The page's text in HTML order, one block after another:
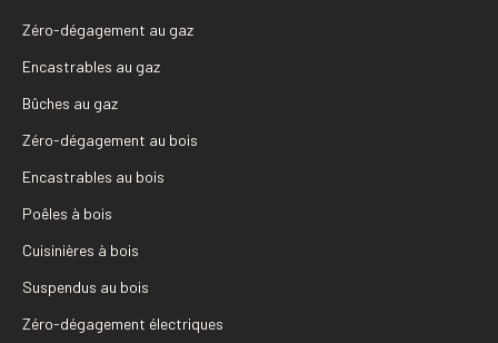
Zéro-dégagement au gaz
Encastrables au gaz
Bûches au gaz
Zéro-dégagement au bois
Encastrables au bois
Poêles à bois
Cuisinières à bois
Suspendus au bois
Zéro-dégagement électriques